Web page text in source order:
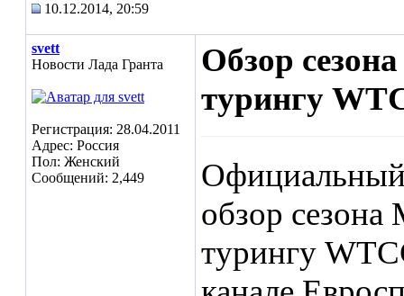
10.12.2014, 20:59
svett
Новости Лада Гранта
Регистрация: 28.04.2011
Адрес: Россия
Пол: Женский
Сообщений: 2,449
Обзор
турингу
Официальный
обзор
турингу